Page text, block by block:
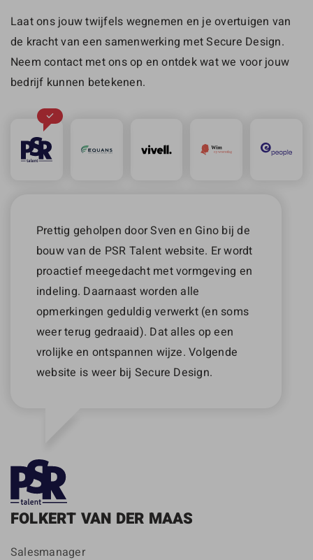
Laat ons jouw twijfels wegnemen en je overtuigen van
de kracht van een samenwerking met Secure Design.
Neem contact met ons op en ontdek wat we voor jouw
bedrijf kunnen betekenen.
Prettig geholpen door Sven en Gino bij de
bouw van de PSR Talent website. Er wordt
proactief meegedacht met vormgeving en
indeling. Daarnaast worden alle
opmerkingen geduldig verwerkt (en soms
weer terug gedraaid). Dat alles op een
vrolijke en ontspannen wijze. Volgende
website is weer bij Secure Design.
FOLKERT VAN DER MAAS
Salesmanager